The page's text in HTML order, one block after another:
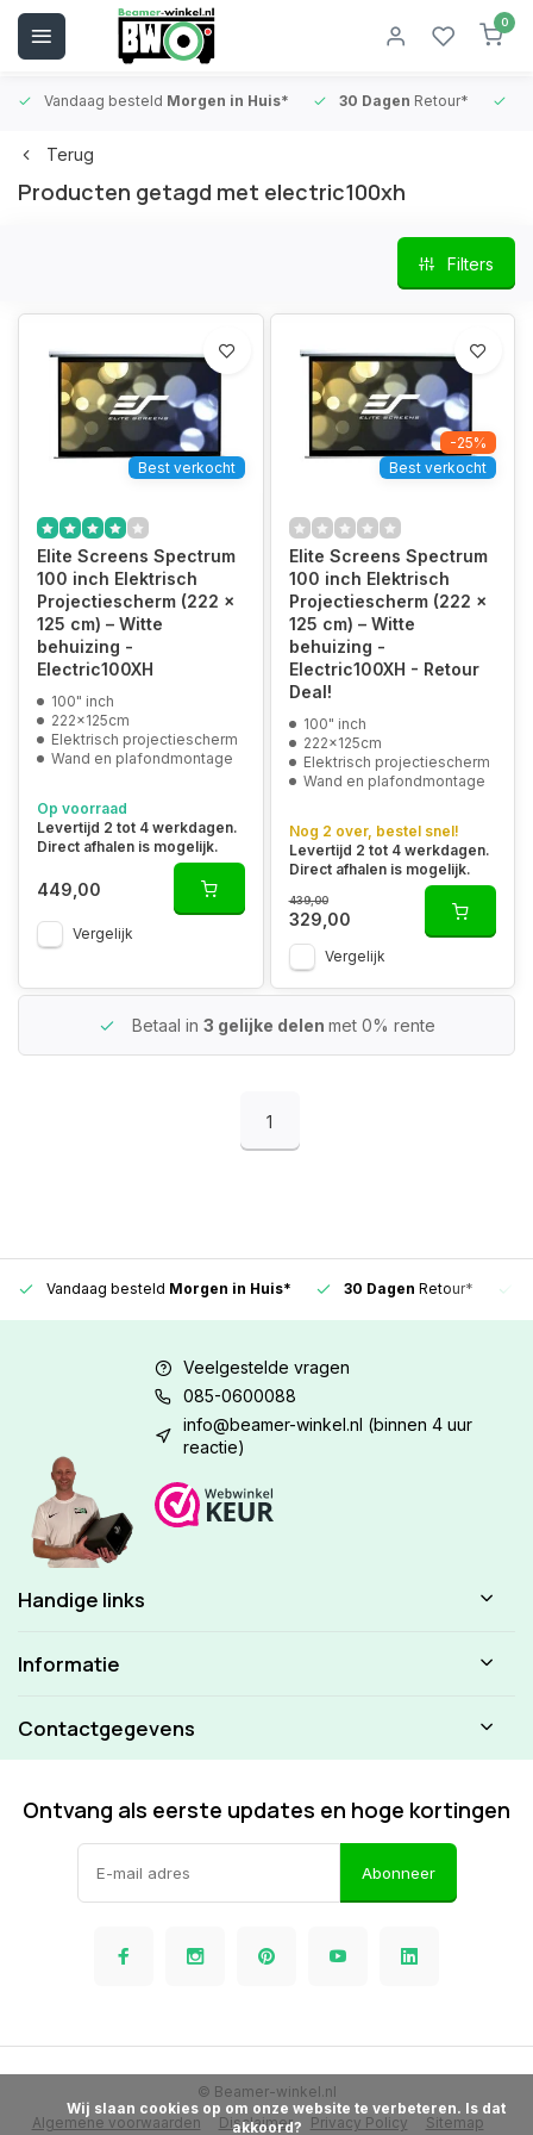
0
Vandaag besteld Morgen in Huis* 30 Dagen Retour*
Terug
Producten getagd met electric100xh
Filters
Best verkocht
Elite Screens Spectrum
100 inch Elektrisch
Projectiescherm (222 x
125 cm) – Witte
behuizing -
Electric100XH
100" inch
222x125cm
Elektrisch projectiescherm
Wand en plafondmontage
Op voorraad
Levertijd 2 tot 4 werkdagen.
Direct afhalen is mogelijk.
449,00
Vergelijk
-25%
Best verkocht
Elite Screens Spectrum
100 inch Elektrisch
Projectiescherm (222 x
125 cm) – Witte
behuizing -
Electric100XH - Retour
Deal!
100" inch
222x125cm
Elektrisch projectiescherm
Wand en plafondmontage
Nog 2 over, bestel snel!
Levertijd 2 tot 4 werkdagen.
Direct afhalen is mogelijk.
439,00
329,00
Vergelijk
Betaal in 3 gelijke delen met 0% rente
1
Vandaag besteld Morgen in Huis* 30 Dagen Retour*
Veelgestelde vragen
085-0600088
info@beamer-winkel.nl (binnen 4 uur
reactie)
Handige links
Informatie
Contactgegevens
Ontvang als eerste updates en hoge kortingen
Abonneer
Algemene voorwaarden Disclaimer Privacy Policy Sitemap
© Beamer-winkel.nl
akkoord?